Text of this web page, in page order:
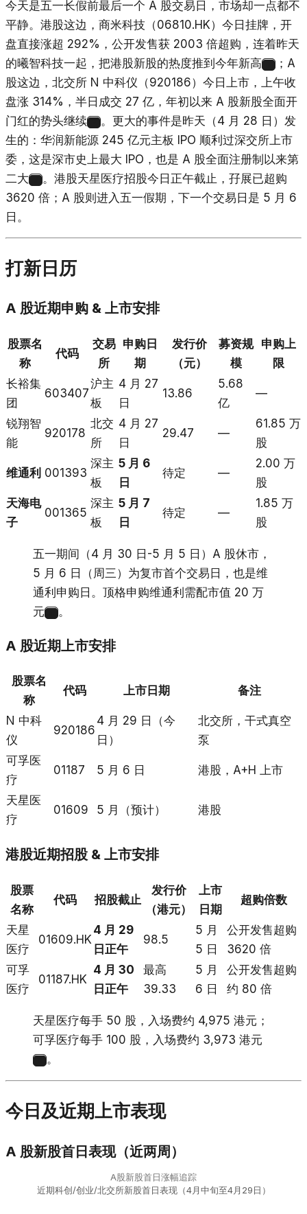
今天是五一长假前最后一个 A 股交易日，市场却一点都不
平静。港股这边，商米科技（06810.HK）今日挂牌，开
盘直接涨超 292%，公开发售获 2003 倍超购，连着昨天
的曦智科技一起，把港股新股的热度推到今年新高
；A
股这边，北交所 N 中科仪（920186）今日上市，上午收
盘涨 314%，半日成交 27 亿，年初以来 A 股新股全面开
门红的势头继续
。更大的事件是昨天（4 月 28 日）发
生的：华润新能源 245 亿元主板 IPO 顺利过深交所上市
委，这是深市史上最大 IPO，也是 A 股全面注册制以来第
二大
。港股天星医疗招股今日正午截止，孖展已超购
3620 倍；A 股则进入五一假期，下一个交易日是 5 月 6
日。
打新日历
A 股近期申购 & 上市安排
股票名
称
代码
交易
所
申购日
期
发行价
（元）
募资规
模
申购上
限
长裕集
团
603407
沪主
板
4 月 27
日
13.86
5.68
亿
—
锐翔智
能
920178
北交
所
4 月 27
日
29.47 —
61.85 万
股
维通利 001393
深主
板
5 月 6
日
待定 —
2.00 万
股
天海电
子
001365
深主
板
5 月 7
日
待定 —
1.85 万
股
五一期间（4 月 30 日-5 月 5 日）A 股休市，
5 月 6 日（周三）为复市首个交易日，也是维
通利申购日。顶格申购维通利需配市值 20 万
元
。
A 股近期上市安排
股票名
称
代码 上市日期 备注
N 中科
仪
920186
4 月 29 日（今
日）
北交所，干式真空
泵
可孚医
疗
01187 5 月 6 日 港股，A+H 上市
天星医
疗
01609 5 月（预计） 港股
港股近期招股 & 上市安排
股票
名称
代码 招股截止
发行价
（港元）
上市
日期
超购倍数
天星
医疗
01609.HK
4 月 29
日正午
98.5
5 月
5 日
公开发售超购
3620 倍
可孚
医疗
01187.HK
4 月 30
日正午
最高
39.33
5 月
6 日
公开发售超购
约 80 倍
天星医疗每手 50 股，入场费约 4,975 港元；
可孚医疗每手 100 股，入场费约 3,973 港元
。
今日及近期上市表现
A 股新股首日表现（近两周）
A股新股首日涨幅追踪
近期科创/创业/北交所新股首日表现（4月中旬至4月29日）